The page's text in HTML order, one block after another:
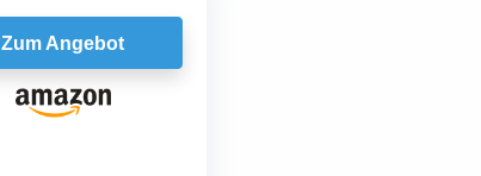
Zum Angebot